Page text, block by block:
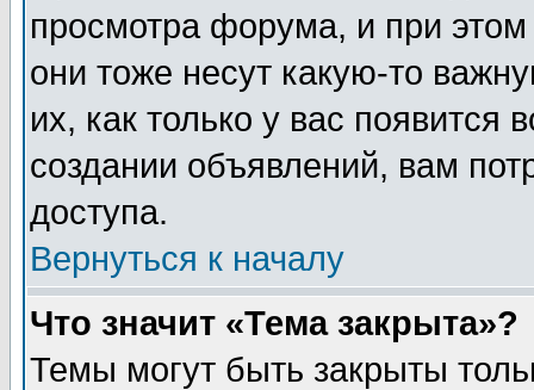
просмотра форума, и при
они тоже несут какую-то
их, как только у вас появится
создании объявлений, вам
доступа.
Вернуться к началу
Что значит «Тема закрыта»?
Темы могут быть закрыты